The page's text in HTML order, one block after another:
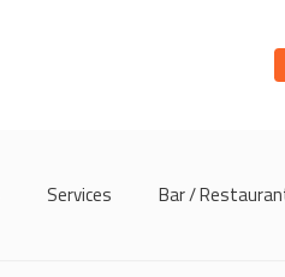
Services Bar /